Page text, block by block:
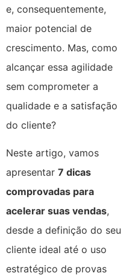
e, consequentemente,
maior potencial de
crescimento. Mas, como
alcançar essa agilidade
sem comprometer a
qualidade e a satisfação
do cliente?
Neste artigo, vamos
apresentar 7 dicas
comprovadas para
acelerar suas vendas,
desde a definição do seu
cliente ideal até o uso
estratégico de provas